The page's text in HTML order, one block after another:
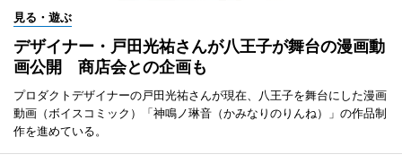
見る・遊ぶ
デザイナー・戸田光祐さんが八王子が舞台の漫画動
画公開 商店会との企画も
プロダクトデザイナーの戸田光祐さんが現在、八王子を舞台にした漫画
動画（ボイスコミック）「神鳴ノ琳音（かみなりのりんね）」の作品制
作を進めている。